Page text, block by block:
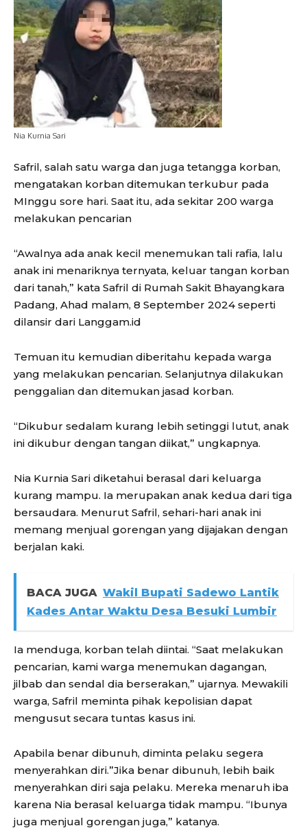
Nia Kurnia Sari
Safril, salah satu warga dan juga tetangga korban,
mengatakan korban ditemukan terkubur pada
MInggu sore hari. Saat itu, ada sekitar 200 warga
melakukan pencarian
“Awalnya ada anak kecil menemukan tali rafia, lalu
anak ini menariknya ternyata, keluar tangan korban
dari tanah,” kata Safril di Rumah Sakit Bhayangkara
Padang, Ahad malam, 8 September 2024 seperti
dilansir dari Langgam.id
Temuan itu kemudian diberitahu kepada warga
yang melakukan pencarian. Selanjutnya dilakukan
penggalian dan ditemukan jasad korban.
“Dikubur sedalam kurang lebih setinggi lutut, anak
ini dikubur dengan tangan diikat,” ungkapnya.
Nia Kurnia Sari diketahui berasal dari keluarga
kurang mampu. Ia merupakan anak kedua dari tiga
bersaudara. Menurut Safril, sehari-hari anak ini
memang menjual gorengan yang dijajakan dengan
berjalan kaki.
BACA JUGA Wakil Bupati Sadewo Lantik
Kades Antar Waktu Desa Besuki Lumbir
Ia menduga, korban telah diintai. “Saat melakukan
pencarian, kami warga menemukan dagangan,
jilbab dan sendal dia berserakan,” ujarnya. Mewakili
warga, Safril meminta pihak kepolisian dapat
mengusut secara tuntas kasus ini.
Apabila benar dibunuh, diminta pelaku segera
menyerahkan diri.”Jika benar dibunuh, lebih baik
menyerahkan diri saja pelaku. Mereka menaruh iba
karena Nia berasal keluarga tidak mampu. “Ibunya
juga menjual gorengan juga,” katanya.